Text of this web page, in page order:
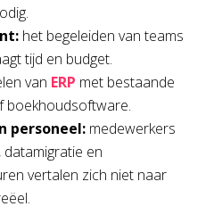
het begeleiden van teams
tijd en budget.
van ERP met bestaande
boekhoudsoftware.
personeel: medewerkers
en
vertalen zich niet naar